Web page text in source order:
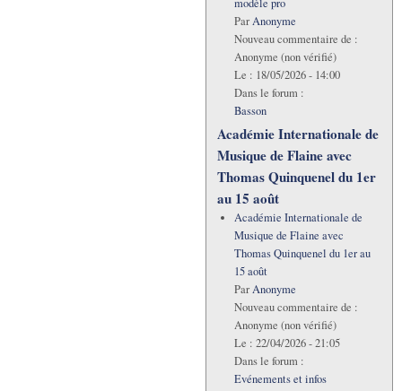
modèle pro
ParAnonyme
Nouveau commentaire de :
Anonyme (non vérifié)
Le : 18/05/2026 - 14:00
Dans le forum :
Basson
Académie Internationale de
Musique de Flaine avec
Thomas Quinquenel du 1er
au 15 août
Académie Internationale de
Musique de Flaine avec
Thomas Quinquenel du 1er au
15 août
ParAnonyme
Nouveau commentaire de :
Anonyme (non vérifié)
Le : 22/04/2026 - 21:05
Dans le forum :
Evénements et infos